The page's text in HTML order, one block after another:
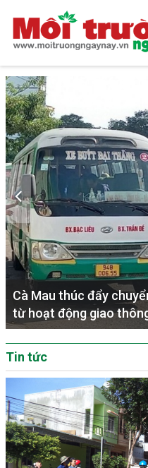
Cà Mau thúc đẩy
từ hoạt động giao
Tin tức